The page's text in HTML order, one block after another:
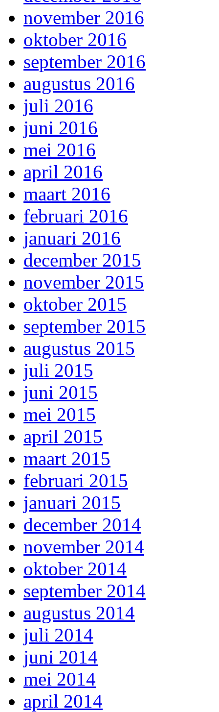
november 2016
oktober 2016
september 2016
augustus 2016
juli 2016
juni 2016
mei 2016
april 2016
maart 2016
februari 2016
januari 2016
december 2015
november 2015
oktober 2015
september 2015
augustus 2015
juli 2015
juni 2015
mei 2015
april 2015
maart 2015
februari 2015
januari 2015
december 2014
november 2014
oktober 2014
september 2014
augustus 2014
juli 2014
juni 2014
mei 2014
april 2014